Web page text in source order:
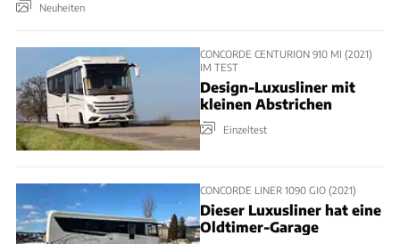
Neuheiten
CONCORDE CENTURION 910 MI (2021)
IM TEST
Design-Luxusliner mit
kleinen Abstrichen
Einzeltest
CONCORDE LINER 1090 GIO (2021)
Dieser Luxusliner hat eine
Oldtimer-Garage